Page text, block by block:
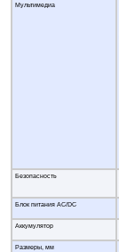
Мультимедиа
Безопасность
Блок питания AC/DC
Аккумулятор
Размеры, мм